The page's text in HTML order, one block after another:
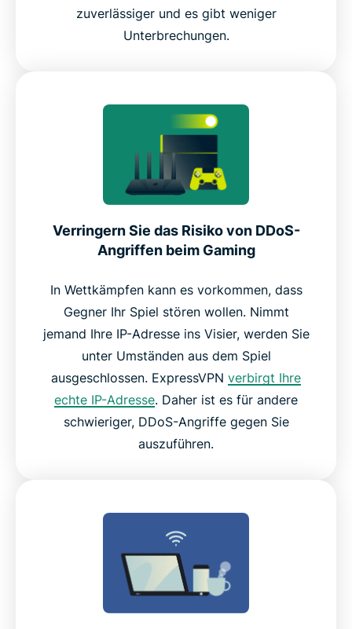
zuverlässiger und es gibt weniger
Unterbrechungen.
Verringern Sie das Risiko von DDoS-
Angriffen beim Gaming
In Wettkämpfen kann es vorkommen, dass
Gegner Ihr Spiel stören wollen. Nimmt
jemand Ihre IP-Adresse ins Visier, werden Sie
unter Umständen aus dem Spiel
ausgeschlossen. ExpressVPN verbirgt Ihre
echte IP-Adresse. Daher ist es für andere
schwieriger, DDoS-Angriffe gegen Sie
auszuführen.